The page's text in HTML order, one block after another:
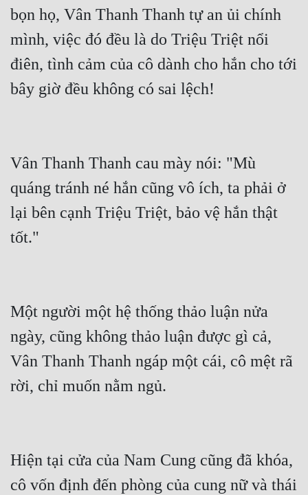
bọn họ, Vân Thanh Thanh tự an ủi chính
mình, việc đó đều là do Triệu Triệt nổi
điên, tình cảm của cô dành cho hắn cho tới
bây giờ đều không có sai lệch!
Vân Thanh Thanh cau mày nói: "Mù
quáng tránh né hắn cũng vô ích, ta phải ở
lại bên cạnh Triệu Triệt, bảo vệ hắn thật
tốt."
Một người một hệ thống thảo luận nửa
ngày, cũng không thảo luận được gì cả,
Vân Thanh Thanh ngáp một cái, cô mệt rã
rời, chỉ muốn nằm ngủ.
Hiện tại cửa của Nam Cung cũng đã khóa,
cô vốn định đến phòng của cung nữ và thái